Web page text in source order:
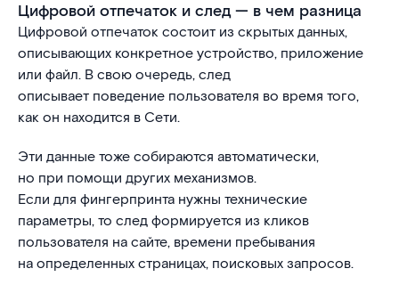
Цифровой отпечаток и след — в чем разница
Цифровой отпечаток состоит из скрытых данных,
описывающих конкретное устройство, приложение
или файл. В свою очередь, след
описывает поведение пользователя во время того,
как он находится в Сети.
Эти данные тоже собираются автоматически,
но при помощи других механизмов.
Если для фингерпринта нужны технические
параметры, то след формируется из кликов
пользователя на сайте, времени пребывания
на определенных страницах, поисковых запросов.